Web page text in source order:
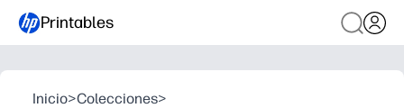
Printables
Inicio>Colecciones>